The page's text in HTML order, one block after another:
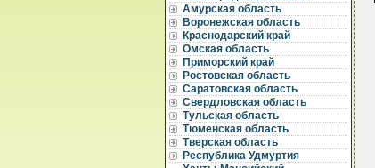
Амурская область
Воронежская область
Краснодарский край
Омская область
Приморский край
Ростовская область
Саратовская область
Свердловская область
Тульская область
Тюменская область
Тверская область
Республика Удмуртия